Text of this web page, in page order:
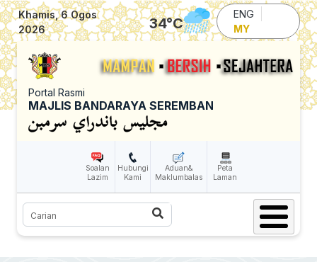
Skip to main content
Khamis, 6 Ogos
2026
34°C
ENG
MY
Portal Rasmi
MAJLIS BANDARAYA SEREMBAN
Soalan
Lazim
Hubungi
Kami
Aduan&
Maklumbalas
Peta
Laman
Carian